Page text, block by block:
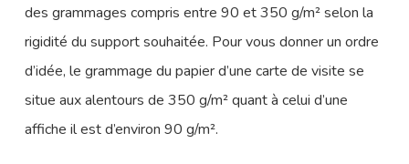
des grammages compris entre 90 et 350 g/m² selon la
rigidité du support souhaitée. Pour vous donner un ordre
d’idée, le grammage du papier d’une carte de visite se
situe aux alentours de 350 g/m² quant à celui d’une
affiche il est d’environ 90 g/m².